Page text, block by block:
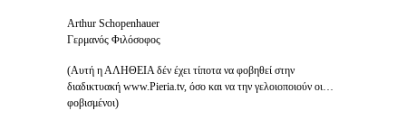
Arthur Schopenhauer
Γερμανός Φιλόσοφος
(Αυτή η ΑΛΗΘΕΙΑ δέν έχει τίποτα να φοβηθεί στην
διαδικτυακή www.Pieria.tv, όσο και να την γελοιοποιούν οι…
φοβισμένοι)